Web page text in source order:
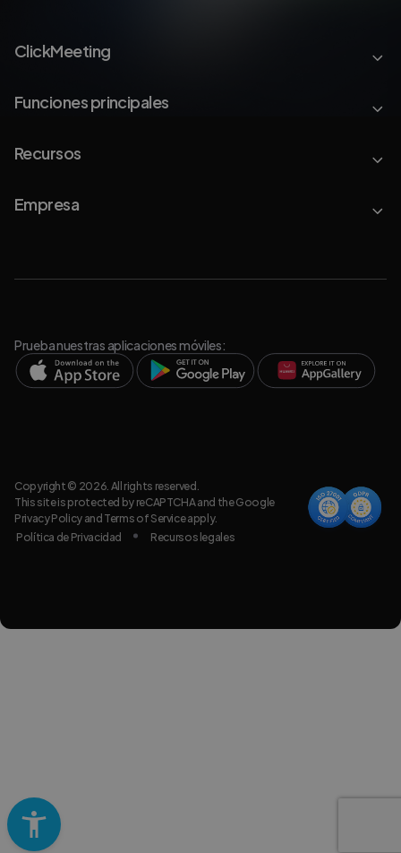
ClickMeeting
Funciones principales
Recursos
Empresa
Prueba nuestras aplicaciones móviles:
Copyright © 2026. All rights reserved.
This site is protected by reCAPTCHA and the Google
Privacy Policyand Terms of Serviceapply.
Política de Privacidad
Recursos legales